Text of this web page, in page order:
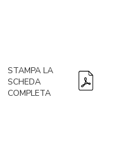
STAMPA LA
SCHEDA
COMPLETA